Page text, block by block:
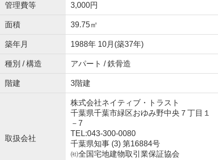
管理費等 3,000円
面積 39.75㎡
築年月 1988年 10月(築37年)
種別 / 構造 アパート / 鉄骨造
階建 3階建
取扱会社
株式会社ネイティブ・トラスト
千葉県千葉市緑区おゆみ野中央７丁目１
－7
TEL:043-300-0080
千葉県知事 (3) 第16884号
㈳全国宅地建物取引業保証協会